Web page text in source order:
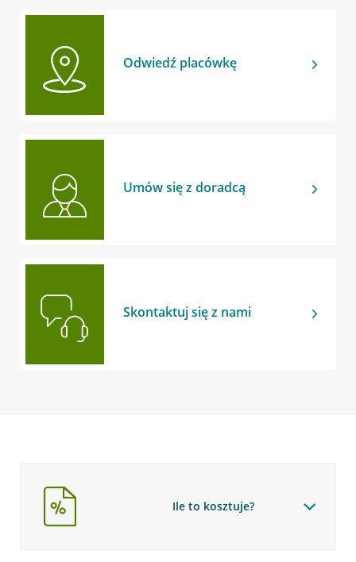
Odwiedź placówkę
Umów się z doradcą
Skontaktuj się z nami
Ile to kosztuje?